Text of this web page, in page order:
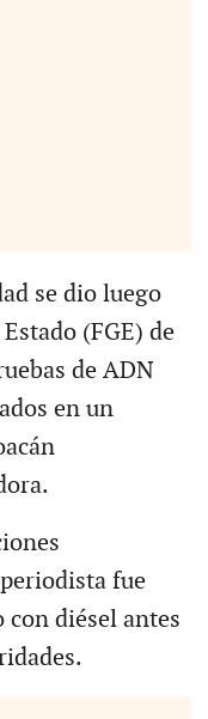
se dio luego
(FGE) de
de ADN
en un
fue
diésel antes